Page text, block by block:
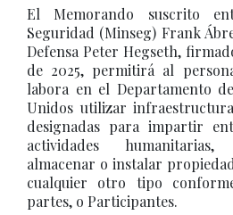
El Memorando suscrito
Seguridad (Minseg) Frank
Defensa Peter Hegseth,
de 2025, permitirá al
labora en el Departamento
Unidos utilizar
designadas para impartir
actividades
almacenar o instalar
cualquier otro tipo
partes, o Participantes.